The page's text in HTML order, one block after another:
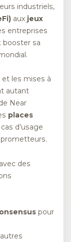
industriels,
aux jeux
entreprises
booster sa
les mises à
autant
Near
places
d’usage
des
pour